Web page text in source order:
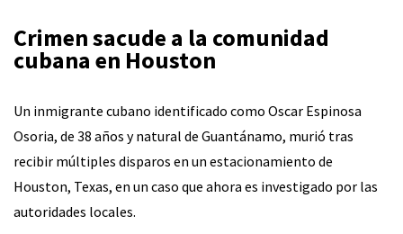
Crimen sacude a la comunidad
cubana en Houston
Un inmigrante cubano identificado como Oscar Espinosa
Osoria, de 38 años y natural de Guantánamo, murió tras
recibir múltiples disparos en un estacionamiento de
Houston, Texas, en un caso que ahora es investigado por las
autoridades locales.